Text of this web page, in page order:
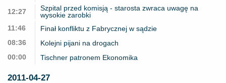
12:27
Szpital przed komisją - starosta zwraca uwagę na
wysokie zarobki
11:46
Finał konfliktu z Fabrycznej w sądzie
08:36
Kolejni pijani na drogach
00:00
Tischner patronem Ekonomika
2011-04-27